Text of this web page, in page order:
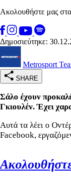
Ακολουθήστε μας
Δημοσιεύτηκε:
Metrosport
SHARE
Σάλο έχουν
Γκιουλέν. Έχει
Αυτά τα λέει ο
Facebook,